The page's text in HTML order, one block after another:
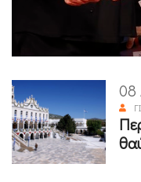
08